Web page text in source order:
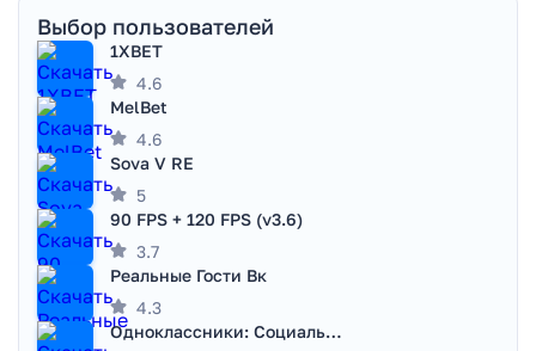
Выбор пользователей
1XBET
4.6
MelBet
4.6
Sova V RE
5
90 FPS + 120 FPS (v3.6)
3.7
Реальные Гости Вк
4.3
Одноклассники: Социальная сеть